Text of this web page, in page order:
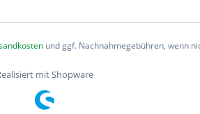
und ggf. Nachnahmegebühren, wenn
mit Shopware